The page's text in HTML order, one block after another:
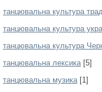
танцювальна культура
танцювальна культура
танцювальна культура
танцювальна лексика[5]
танцювальна музика[1]